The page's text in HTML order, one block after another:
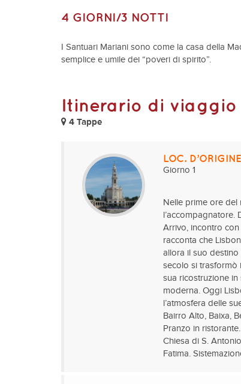
4 GIORNI/3 NOTTI
I Santuari Mariani sono come la casa della
semplice e umile dei “poveri di spirito”.
Itinerario di viaggio
4 Tappe
LOC.
Giorno 1
Nelle prime ore del
Arrivo, incontro
racconta che
allora il suo
secolo si trasformò
sua ricostruzione
moderna. Oggi
l’atmosfera delle
Bairro Alto, Baixa,
Pranzo in
Chiesa di S.
Fatima.